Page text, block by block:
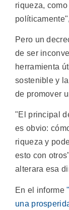
riqueza,
Pero un
de ser
herramienta
sostenible y
de promover
"El principal
es obvio:
riqueza y
esto con
alterara esa
En el informe
una